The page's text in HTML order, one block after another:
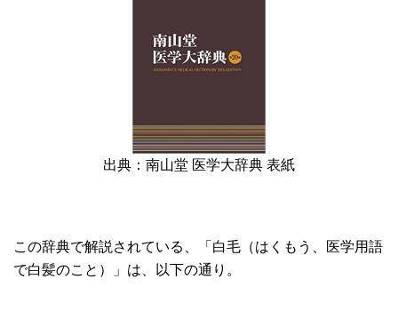
出典：南山堂 医学大辞典 表紙
この辞典で解説されている、「白毛（はくもう、医学用語
で白髪のこと）」は、以下の通り。